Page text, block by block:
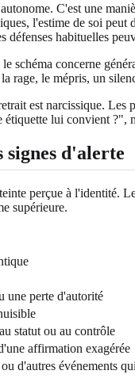
C'est une
l'estime de soi
défenses habituelles
schéma concerne
rage, le mépris, un
est narcissique.
lui convient ?",
signes d'alerte
perçue à l'identité.
supérieure.
une perte d'autorité
statut ou au contrôle
affirmation exagérée
d'autres événements